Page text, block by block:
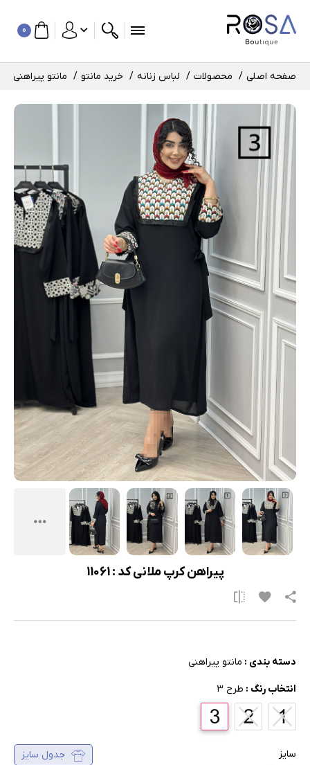
0
صفحه اصلی محصولات لباس زنانه خرید مانتو مانتو پیراهنی
پیراهن کرپ ملانی کد : 11061
دسته بندی : مانتو پیراهنی
انتخاب رنگ : طرح 3
سایز جدول سایز